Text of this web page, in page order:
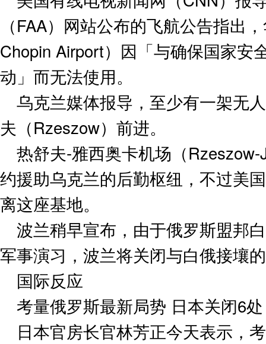
（FAA）网站公布的飞航公告指出
Chopin Airport）因「与确保国家安
动」而无法使用。
乌克兰媒体报导，至少有一架无
夫（Rzeszow）前进。
热舒夫-雅西奥卡机场（
约援助乌克兰的后勤枢纽，不过美
离这座基地。
波兰稍早宣布，由于俄罗斯盟邦
军事演习，波兰将关闭与白俄接壤
国际反应
考量俄罗斯最新局势 日本关闭6
日本官房长官林芳正今天表示，